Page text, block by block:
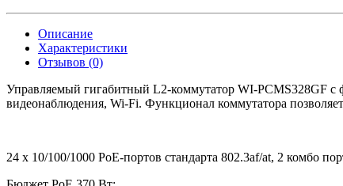
Описание
Характеристики
Отзывов (0)
Управляемый гигабитный L2-коммутатор WI-PCMS328GF с
видеонаблюдения, Wi-Fi. Функционал коммутатора
24 x 10/100/1000 PoE-портов стандарта 802.3af/at, 2 комбо